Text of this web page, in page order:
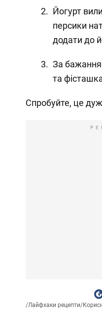
Йогурт
персики
додати до
За
та
Спробуйте, це
/Лайфхаки рецепти/